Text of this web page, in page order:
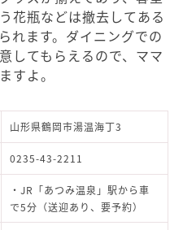
花瓶などは撤去してある
れます。ダイニングでの
してもらえるので、ママ
すよ。
山形県鶴岡市湯温海丁3
0235-43-2211
・JR「あつみ温泉」駅から車
で5分（送迎あり、要予約）